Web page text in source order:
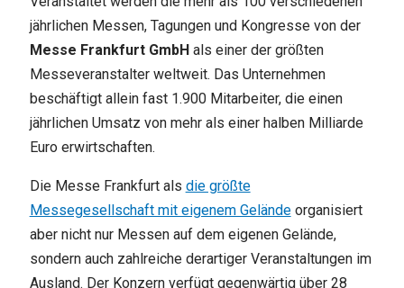
jährlichen Messen, Tagungen und Kongresse von der
Messe Frankfurt GmbH als einer der größten
Messeveranstalter weltweit. Das Unternehmen
beschäftigt allein fast 1.900 Mitarbeiter, die einen
jährlichen Umsatz von mehr als einer halben Milliarde
Euro erwirtschaften.
Die Messe Frankfurt als die größte
Messegesellschaft mit eigenem Geländeorganisiert
aber nicht nur Messen auf dem eigenen Gelände,
sondern auch zahlreiche derartiger Veranstaltungen im
Ausland. Der Konzern verfügt gegenwärtig über 28